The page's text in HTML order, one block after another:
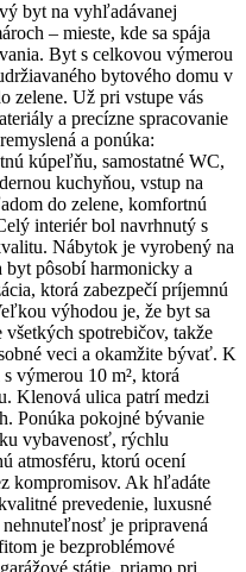
byt na vyhľadávanej
– mieste, kde sa spája
Byt s celkovou výmerou
bytového domu v
zelene. Už pri vstupe vás
a precízne spracovanie
a ponúka:
kúpeľňu, samostatné WC,
kuchyňou, vstup na
do zelene, komfortnú
interiér bol navrhnutý s
Nábytok je vyrobený na
pôsobí harmonicky a
ktorá zabezpečí príjemnú
výhodou je, že byt sa
spotrebičov, takže
veci a okamžite bývať. K
výmerou 10 m², ktorá
Klenová ulica patrí medzi
Ponúka pokojné bývanie
vybavenosť, rýchlu
atmosféru, ktorú ocení
kompromisov. Ak hľadáte
prevedenie, luxusné
nehnuteľnosť je pripravená
je bezproblémové